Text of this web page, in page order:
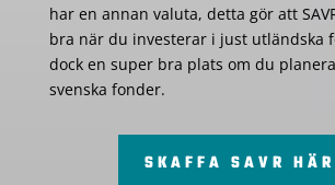
har en annan valuta, detta gör att
bra när du investerar i just utländska
dock en super bra plats om du
svenska fonder.
SKAFFA SAVR